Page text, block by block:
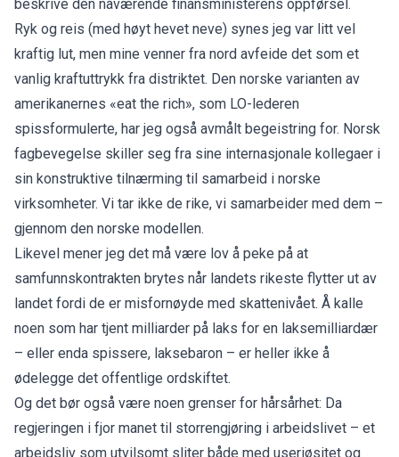
beskrive den nåværende finansministerens oppførsel.
Ryk og reis (med høyt hevet neve) synes jeg var litt vel
kraftig lut, men mine venner fra nord avfeide det som et
vanlig kraftuttrykk fra distriktet. Den norske varianten av
amerikanernes «eat the rich», som LO-lederen
spissformulerte, har jeg også avmålt begeistring for. Norsk
fagbevegelse skiller seg fra sine internasjonale kollegaer i
sin konstruktive tilnærming til samarbeid i norske
virksomheter. Vi tar ikke de rike, vi samarbeider med dem –
gjennom den norske modellen.
Likevel mener jeg det må være lov å peke på at
samfunnskontrakten brytes når landets rikeste flytter ut av
landet fordi de er misfornøyde med skattenivået. Å kalle
noen som har tjent milliarder på laks for en laksemilliardær
– eller enda spissere, laksebaron – er heller ikke å
ødelegge det offentlige ordskiftet.
Og det bør også være noen grenser for hårsårhet: Da
regjeringen i fjor manet til storrengjøring i arbeidslivet – et
arbeidsliv som utvilsomt sliter både med useriøsitet og